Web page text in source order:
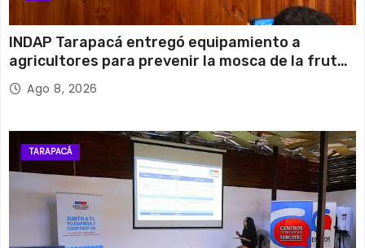
INDAP Tarapacá entregó equipamiento a
agricultores para prevenir la mosca de la fruta
en Pica
Ago 8, 2026
TARAPACÁ